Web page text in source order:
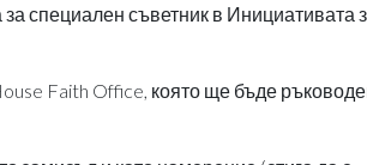
специален съветник в Инициативата
Faith Office, която ще бъде